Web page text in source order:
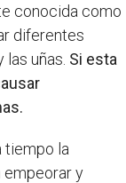
conocida como
diferentes
uñas. Si esta
tiempo la
empeorar y